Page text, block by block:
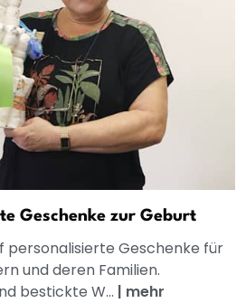
Geschenke zur Geburt
personalisierte Geschenke für
und deren Familien.
bestickte W... | mehr